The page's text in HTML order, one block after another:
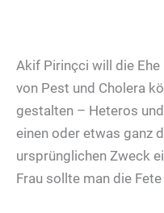
Akif Pirinçci will die Ehe
von Pest und Cholera
gestalten – Heteros
einen oder etwas ganz
ursprünglichen Zweck
Frau sollte man die